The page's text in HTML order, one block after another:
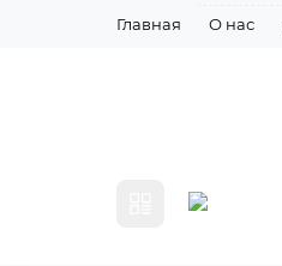
Главная О нас